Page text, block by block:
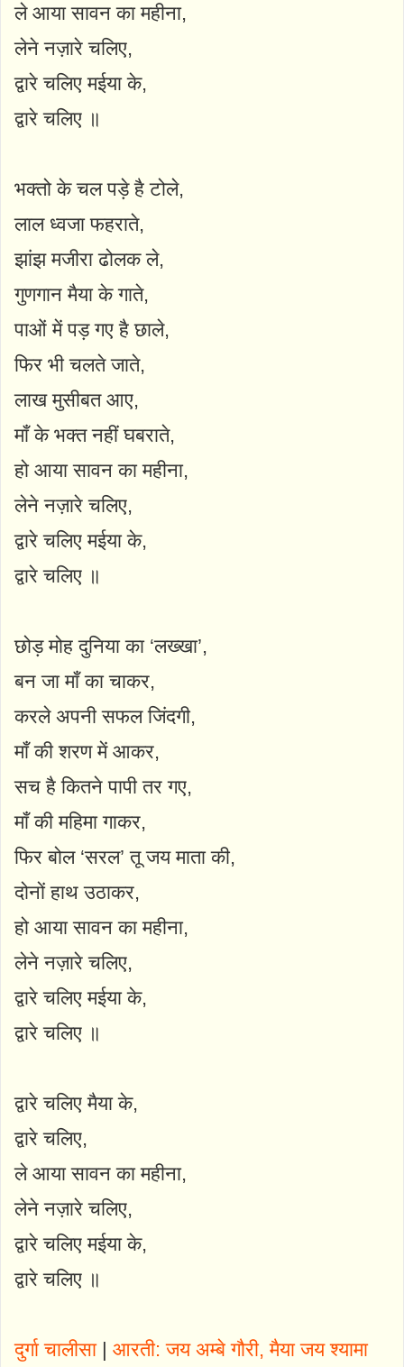
ले आया सावन का महीना,
लेने नज़ारे चलिए,
द्वारे चलिए मईया के,
द्वारे चलिए ॥
भक्तो के चल पड़े है टोले,
लाल ध्वजा फहराते,
झांझ मजीरा ढोलक ले,
गुणगान मैया के गाते,
पाओं में पड़ गए है छाले,
फिर भी चलते जाते,
लाख मुसीबत आए,
माँ के भक्त नहीं घबराते,
हो आया सावन का महीना,
लेने नज़ारे चलिए,
द्वारे चलिए मईया के,
द्वारे चलिए ॥
छोड़ मोह दुनिया का ‘लख्खा’,
बन जा माँ का चाकर,
करले अपनी सफल जिंदगी,
माँ की शरण में आकर,
सच है कितने पापी तर गए,
माँ की महिमा गाकर,
फिर बोल ‘सरल’ तू जय माता की,
दोनों हाथ उठाकर,
हो आया सावन का महीना,
लेने नज़ारे चलिए,
द्वारे चलिए मईया के,
द्वारे चलिए ॥
द्वारे चलिए मैया के,
द्वारे चलिए,
ले आया सावन का महीना,
लेने नज़ारे चलिए,
द्वारे चलिए मईया के,
द्वारे चलिए ॥
दुर्गा चालीसा| आरती: जय अम्बे गौरी, मैया जय श्यामा